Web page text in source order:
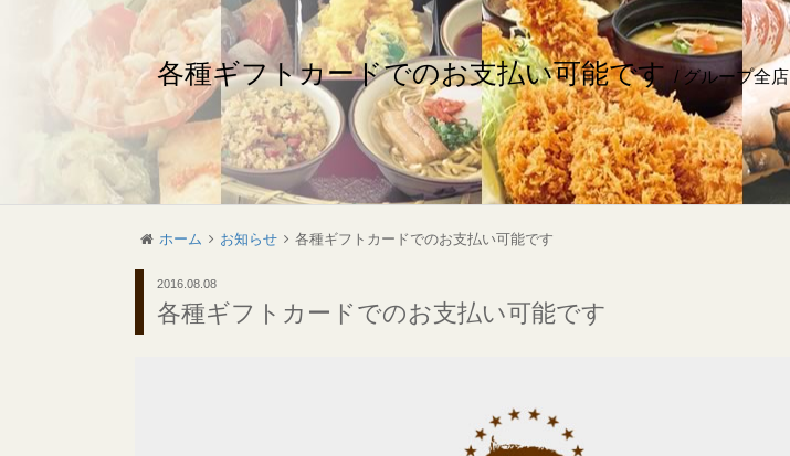
各種ギフトカードでのお支払い可能です/ グループ全店
ホーム お知らせ 各種ギフトカードでのお支払い可能です
2016.08.08
各種ギフトカードでのお支払い可能です